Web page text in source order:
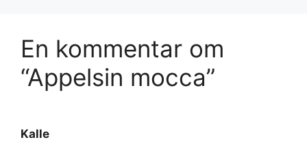
En kommentar om
“Appelsin mocca”
Kalle